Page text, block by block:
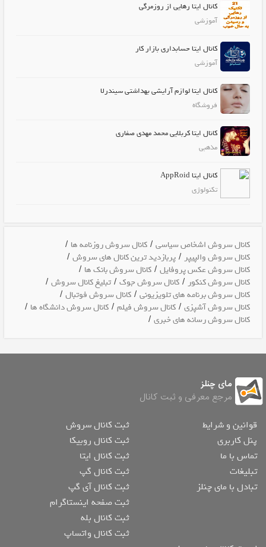
کانال ایتا رهایی از روزمرگی
آموزشی
کانال ایتا حسابداری بازار کار
آموزشی
کانال ایتا لوازم آرایشی بهداشتی سیندرلا
فروشگاه
کانال ایتا کربلایی محمد مهدی صفاری
مذهبی
کانال ایتا AppRoid
تکنولوژی
کانال سروش اشخاص سیاسی /کانال سروش روزنامه ها /
کانال سروش والپیپر /پربازدید ترین کانال های سروش /
کانال سروش عکس پروفایل /کانال سروش بانک ها /
کانال سروش کنکور /کانال سروش جوک /تبلیغ کانال سروش /
کانال سروش برنامه های تلویزیونی /کانال سروش فوتبال /
کانال سروش آشپزی /کانال سروش فیلم /کانال سروش دانشگاه ها /
کانال سروش رسانه های خبری /
مای چنلز
مرجع معرفی و ثبت کانال
قوانین و شرایط
پنل کاربری
تماس با ما
تبلیغات
تبادل با مای چنلز
ثبت کانال سروش
ثبت کانال روبیکا
ثبت کانال ایتا
ثبت کانال گپ
ثبت کانال آی گپ
ثبت صفحه اینستاگرام
ثبت کانال بله
ثبت کانال واتساپ